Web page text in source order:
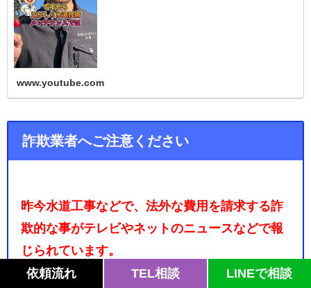
www.youtube.com
詐欺業者へご注意ください
昨今水道工事などで、法外な費用を請求する詐
欺的な事がテレビやネットのニュースなどで報
じられています。
依頼流れ
TEL相談 LINEで相談